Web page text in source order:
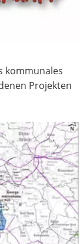
kommunales
Projekten